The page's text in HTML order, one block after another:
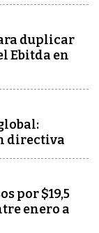
duplicar
Ebitda en
directiva
por $19,5
enero a